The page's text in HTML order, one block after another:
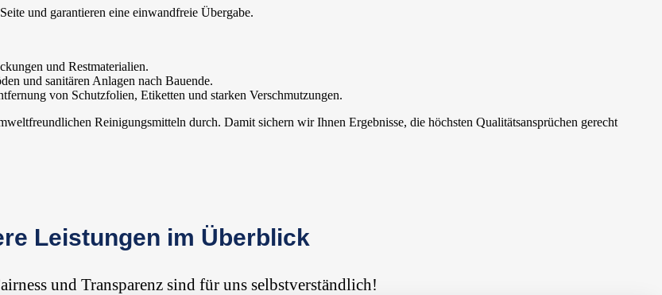
und garantieren eine einwandfreie Übergabe.
und Restmaterialien.
und sanitären Anlagen nach Bauende.
von Schutzfolien, Etiketten und starken Verschmutzungen.
Reinigungsmitteln durch. Damit sichern wir Ihnen Ergebnisse, die höchsten Qualitätsansprüchen gerecht
Leistungen im Überblick
und Transparenz sind für uns selbstverständlich!